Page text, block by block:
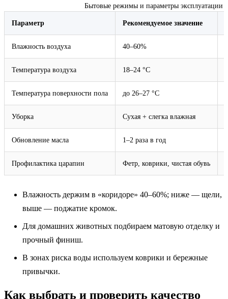
Бытовые режимы и параметры эксплуатации
Параметр Рекомендуемое значение
Влажность воздуха 40–60%
Температура воздуха 18–24 °C
Температура поверхности пола до 26–27 °C
Уборка Сухая + слегка влажная
Обновление масла 1–2 раза в год
Профилактика царапин Фетр, коврики, чистая обувь
Влажность держим в «коридоре» 40–60%; ниже — щели,
выше — поджатие кромок.
Для домашних животных подбираем матовую отделку и
прочный финиш.
В зонах риска воды используем коврики и бережные
привычки.
Как выбрать и проверить качество